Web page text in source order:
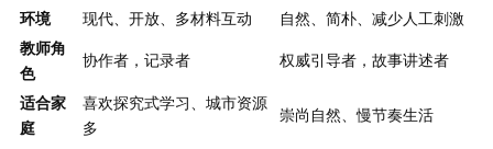
环境
现代、开放、多材料互动
自然、简朴、减少人工刺激
教师角
色
协作者，记录者 权威引导者，故事讲述者
适合家
庭
喜欢探究式学习、城市资源
多
崇尚自然、慢节奏生活